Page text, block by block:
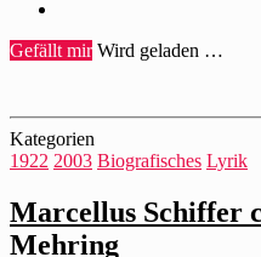
Gefällt mir Wird geladen …
Kategorien
1922 2003 Biografisches Lyrik
Marcellus Schiffer
Mehring